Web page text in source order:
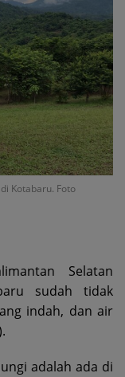
Kotabaru. Foto
Selatan
sudah tidak
indah, dan air
adalah ada di